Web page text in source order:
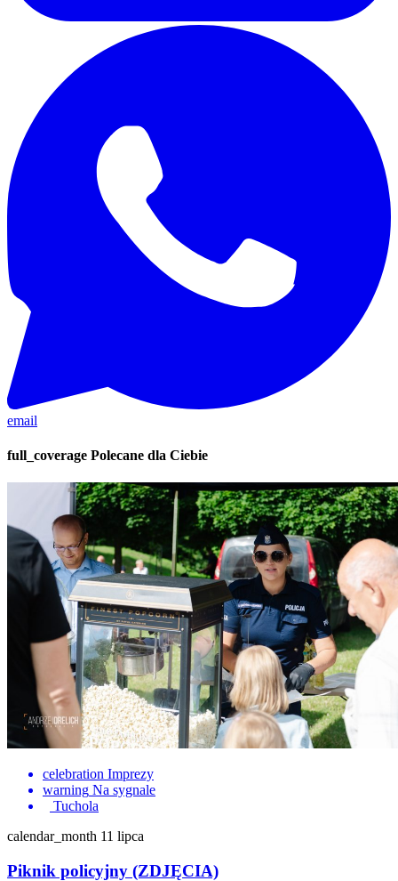
email
full_coverage Polecane dla Ciebie
celebration Imprezy
warning Na sygnale
Tuchola
calendar_month 11 lipca
Piknik policyjny (ZDJĘCIA)